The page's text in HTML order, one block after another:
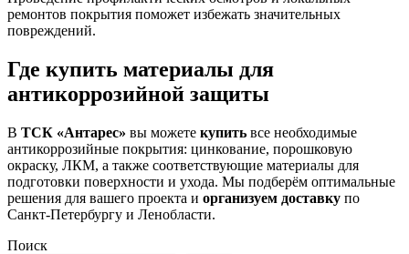
ремонтов покрытия поможет избежать значительных
повреждений.
Где купить материалы для
антикоррозийной защиты
В ТСК «Антарес» вы можете купить все необходимые
антикоррозийные покрытия: цинкование, порошковую
окраску, ЛКМ, а также соответствующие материалы для
подготовки поверхности и ухода. Мы подберём оптимальные
решения для вашего проекта и организуем доставку по
Санкт-Петербургу и Ленобласти.
Поиск